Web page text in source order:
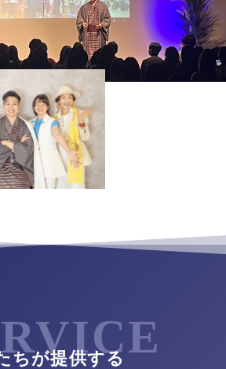
ちが提供する